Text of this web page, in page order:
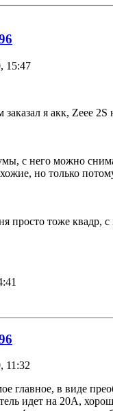
15:47
я акк, Zeee
с него можно
но только
просто тоже квадр,
11:32
главное, в виде
идет на 20А,